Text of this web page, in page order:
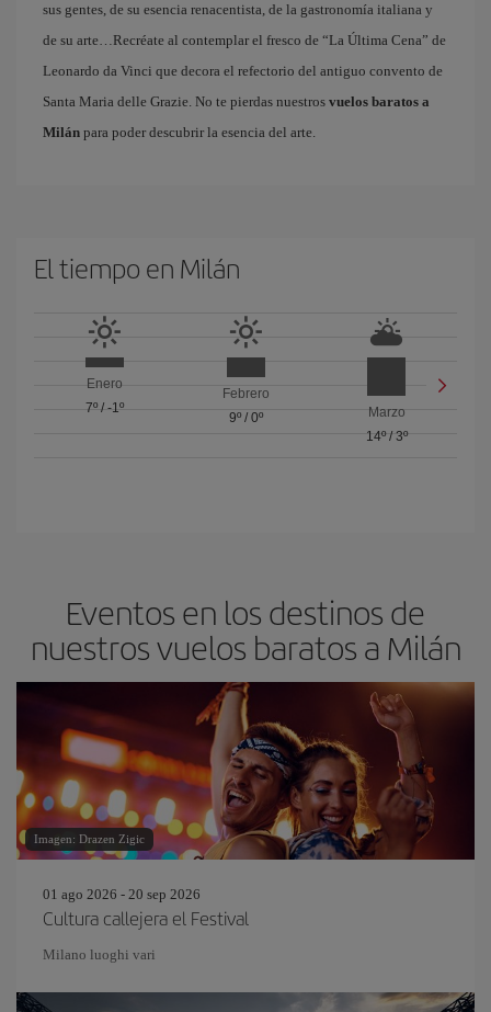
sus gentes, de su esencia renacentista, de la gastronomía italiana y
de su arte…Recréate al contemplar el fresco de “La Última Cena” de
Leonardo da Vinci que decora el refectorio del antiguo convento de
Santa Maria delle Grazie. No te pierdas nuestros vuelos baratos a
Milán para poder descubrir la esencia del arte.
El tiempo en Milán
Enero
7º/ -1º
Febrero
9º/ 0º
Marzo
14º/ 3º
Eventos en los destinos de
nuestros vuelos baratos a Milán
Imagen: Drazen Zigic
01 ago 2026 - 20 sep 2026
Cultura callejera el Festival
Milano luoghi vari